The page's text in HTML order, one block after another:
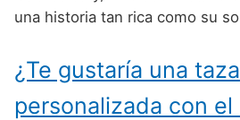
Nombres de niño que
Nombres de niño que
Nombres de niño que
Nombres de Niño
Nombres de Niño
Nombres de Niño
Nombres de Niño
Nombres de Niño
una historia tan rica como su
¿Te gustaría una taza
personalizada con